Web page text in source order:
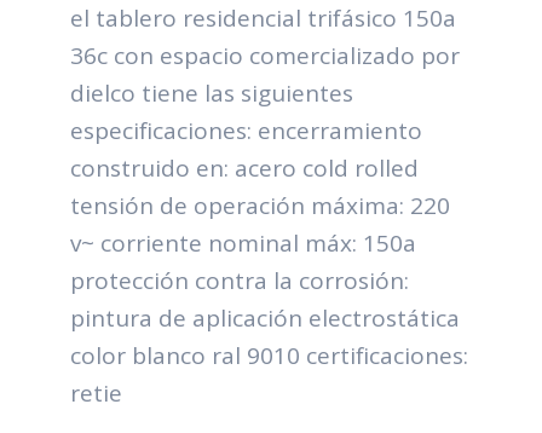
el tablero residencial trifásico 150a
36c con espacio comercializado por
dielco tiene las siguientes
especificaciones: encerramiento
construido en: acero cold rolled
tensión de operación máxima: 220
v~ corriente nominal máx: 150a
protección contra la corrosión:
pintura de aplicación electrostática
color blanco ral 9010 certificaciones:
retie